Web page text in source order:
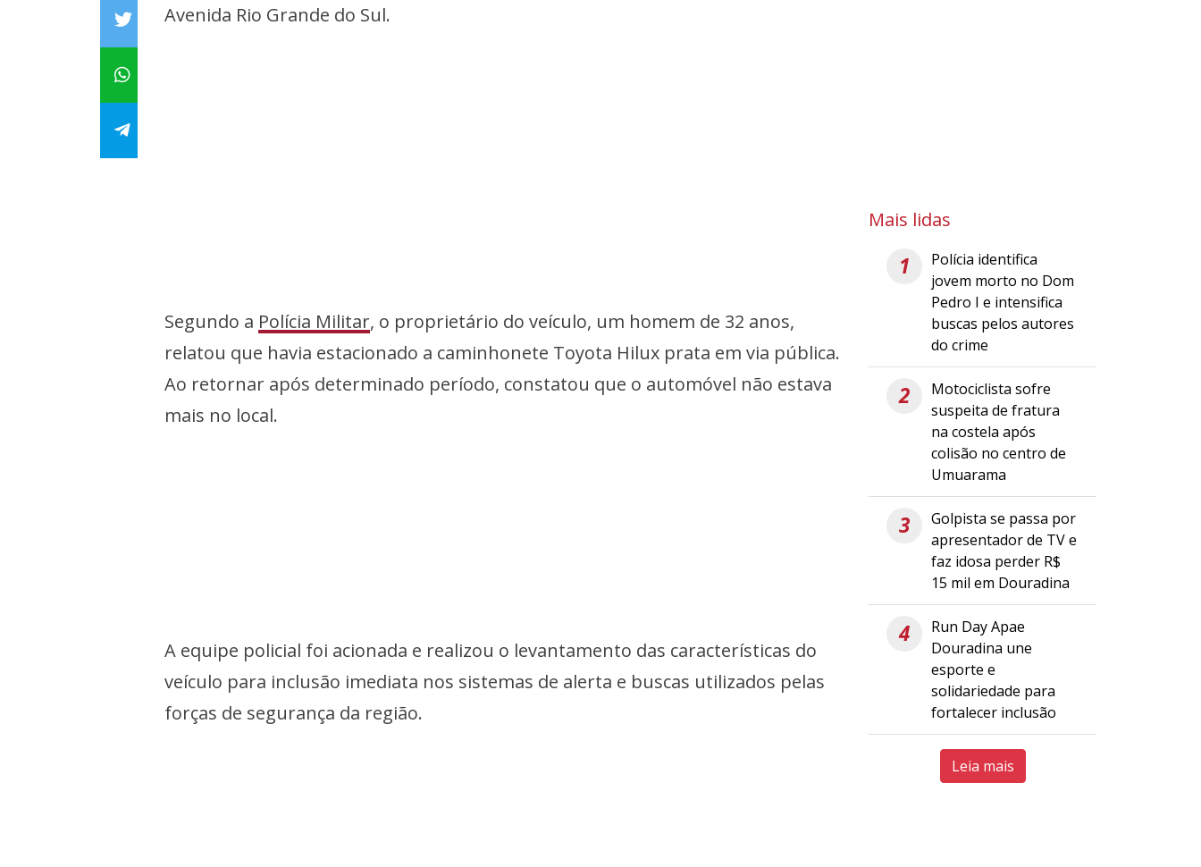
Avenida Rio Grande do Sul.
Segundo a Polícia Militar, o proprietário do veículo, um homem de 32 anos,
relatou que havia estacionado a caminhonete Toyota Hilux prata em via pública.
Ao retornar após determinado período, constatou que o automóvel não estava
mais no local.
A equipe policial foi acionada e realizou o levantamento das características do
veículo para inclusão imediata nos sistemas de alerta e buscas utilizados pelas
forças de segurança da região.
Mais lidas
1
Polícia identifica
jovem morto no Dom
Pedro I e intensifica
buscas pelos autores
do crime
2
Motociclista sofre
suspeita de fratura
na costela após
colisão no centro de
Umuarama
3
Golpista se passa por
apresentador de TV e
faz idosa perder R$
15 mil em Douradina
4
Run Day Apae
Douradina une
esporte e
solidariedade para
fortalecer inclusão
Leia mais